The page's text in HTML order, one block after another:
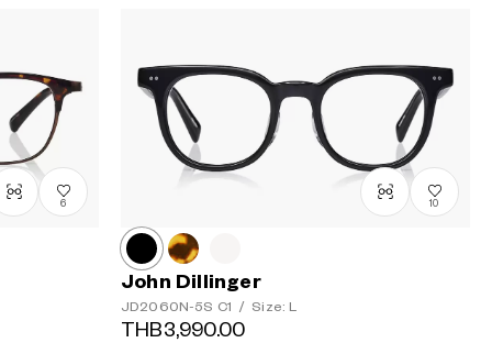
順
価格が高い
6 10
John Dillinger
JD2060N-5S C1 / Size: L
THB3,990.00